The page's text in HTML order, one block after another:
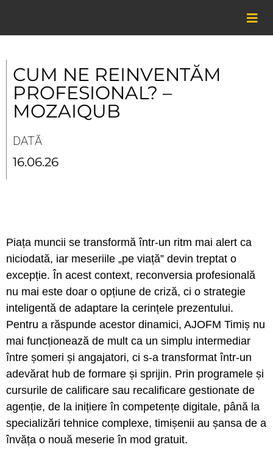
content
CUM NE REINVENTĂM
PROFESIONAL? –
MOZAIQUB
DATĂ
16.06.26
Piața muncii se transformă într-un ritm mai alert ca
niciodată, iar meseriile „pe viață” devin treptat o
excepție. În acest context, reconversia profesională
nu mai este doar o opțiune de criză, ci o strategie
inteligentă de adaptare la cerințele prezentului.
Pentru a răspunde acestor dinamici, AJOFM Timiș nu
mai funcționează de mult ca un simplu intermediar
între șomeri și angajatori, ci s-a transformat într-un
adevărat hub de formare și sprijin. Prin programele și
cursurile de calificare sau recalificare gestionate de
agenție, de la inițiere în competențe digitale, până la
specializări tehnice complexe, timișenii au șansa de a
învăța o nouă meserie în mod gratuit.